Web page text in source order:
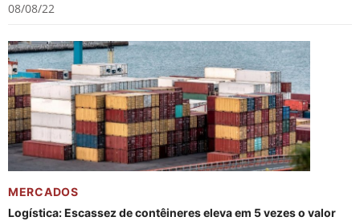
08/08/22
MERCADOS
Logística: Escassez de contêineres eleva em 5 vezes o valor